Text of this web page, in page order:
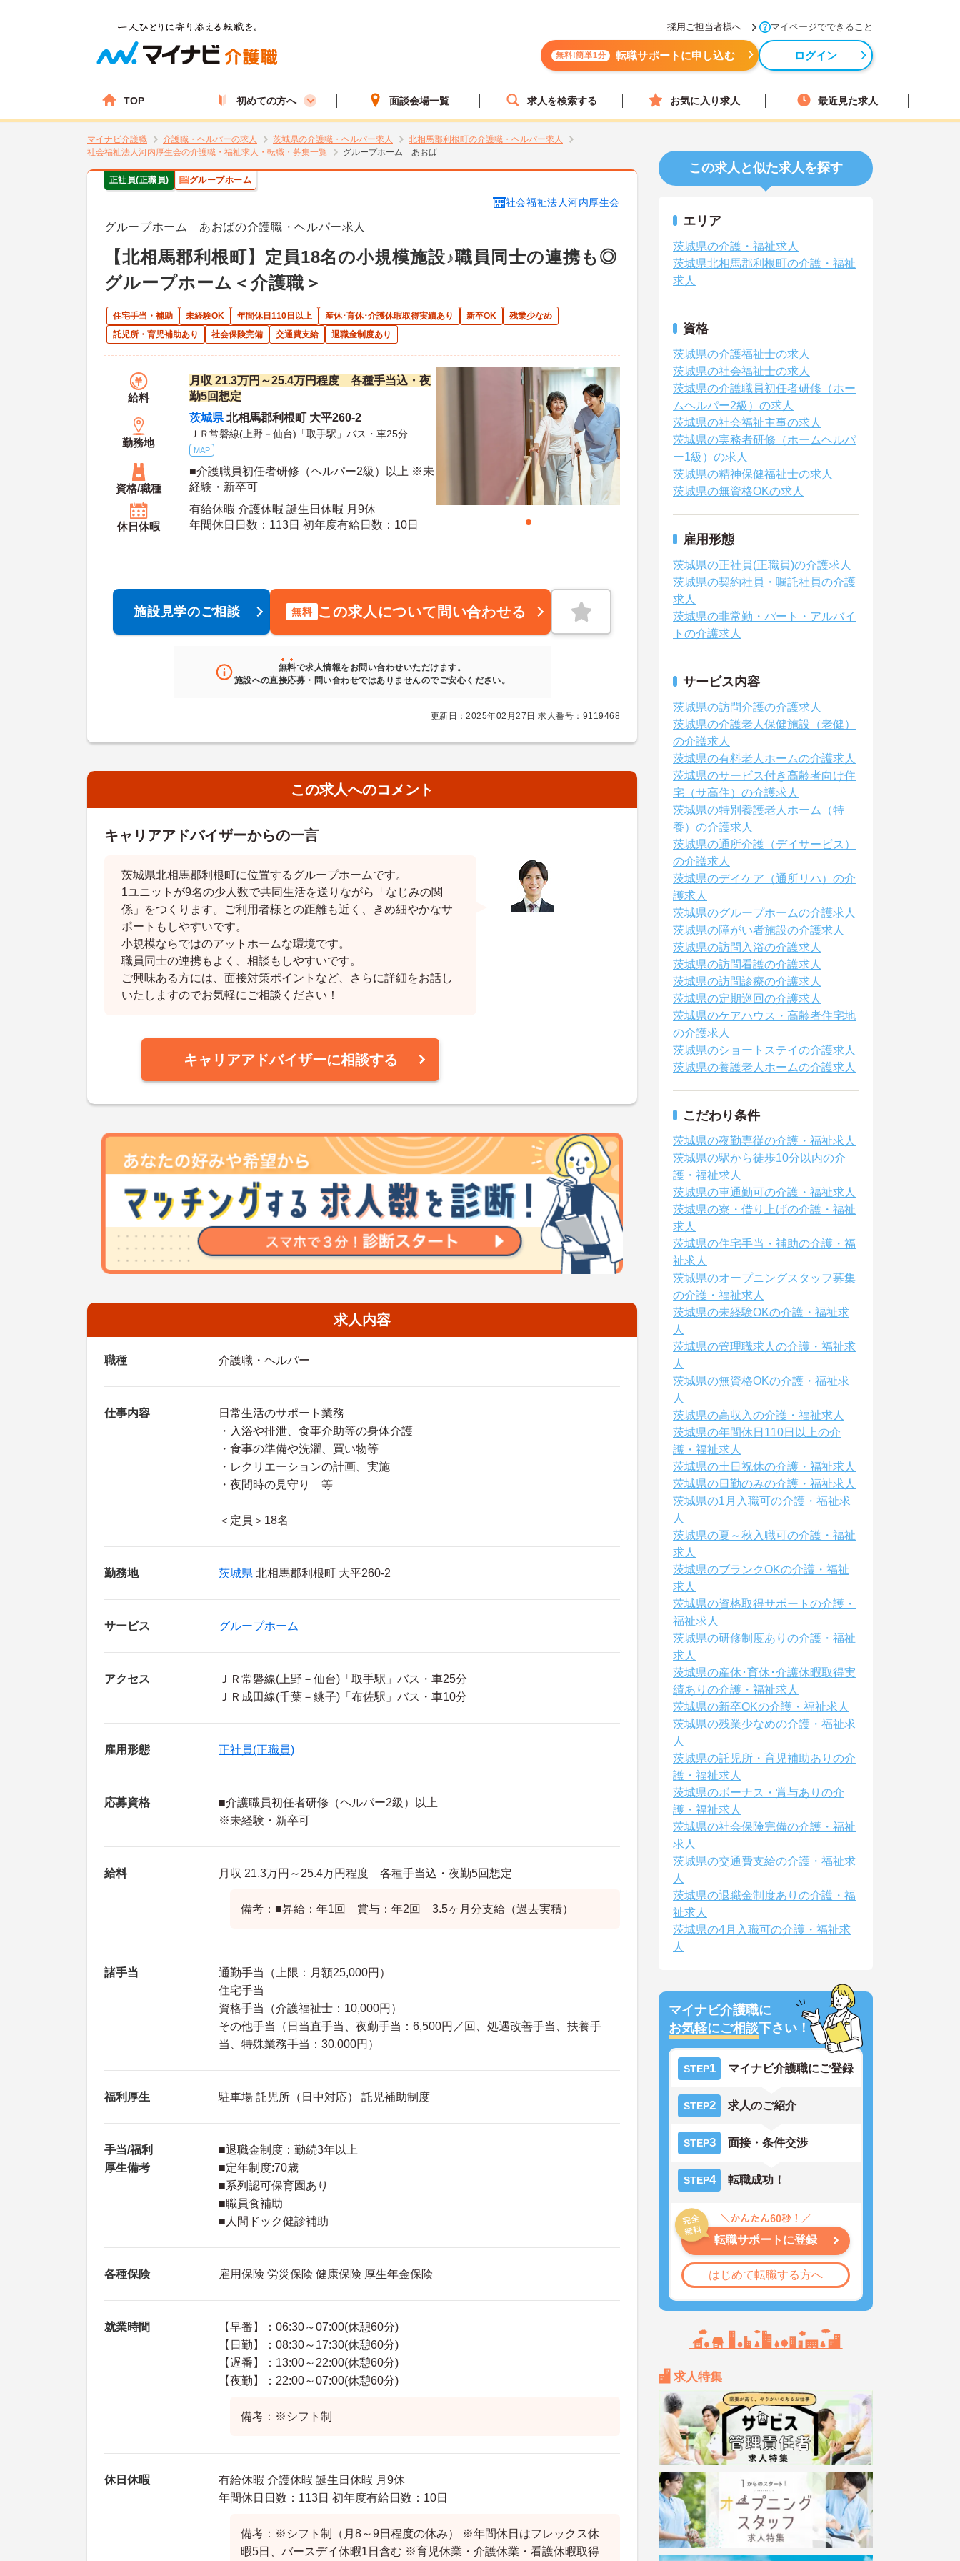
採用ご担当者様へ マイページでできること
無料!簡単1分 転職サポートに申し込む ログイン
TOP 初めての方へ 面談会場一覧 求人を検索する お気に入り求人 最近見た求人
マイナビ介護職 介護職・ヘルパーの求人 茨城県の介護職・ヘルパー求人
北相馬郡利根町の介護職・ヘルパー求人
社会福祉法人河内厚生会の介護職・福祉求人・転職・募集一覧
グループホーム あおば
正社員(正職員) グループホーム
社会福祉法人河内厚生会
グループホーム あおばの介護職・ヘルパー求人
【北相馬郡利根町】定員18名の小規模施設♪職員同士の連携も◎
グループホーム＜介護職＞
住宅手当・補助 未経験OK 年間休日110日以上 産休･育休･介護休暇取得実績あり 新卒OK
残業少なめ
託児所・育児補助あり
社会保険完備 交通費支給 退職金制度あり
給料
月収 21.3万円～25.4万円程度 各種手当込・夜
勤5回想定
勤務地
茨城県 北相馬郡利根町 大平260-2
ＪＲ常磐線(上野－仙台)「取手駅」バス・車25分
MAP
資格/職種
■介護職員初任者研修（ヘルパー2級）以上 ※未
経験・新卒可
休日休暇
有給休暇 介護休暇 誕生日休暇 月9休
年間休日日数：113日 初年度有給日数：10日
施設見学のご相談 無料 この求人について問い合わせる
無料で求人情報をお問い合わせいただけます。
施設への直接応募・問い合わせではありませんのでご安心ください。
更新日：2025年02月27日 求人番号：9119468
この求人へのコメント
キャリアアドバイザーからの一言
茨城県北相馬郡利根町に位置するグループホームです。
1ユニットが9名の少人数で共同生活を送りながら「なじみの関
係」をつくります。ご利用者様との距離も近く、きめ細やかなサ
ポートもしやすいです。
小規模ならではのアットホームな環境です。
職員同士の連携もよく、相談もしやすいです。
ご興味ある方には、面接対策ポイントなど、さらに詳細をお話し
いたしますのでお気軽にご相談ください！
キャリアアドバイザーに相談する
求人内容
職種 介護職・ヘルパー
仕事内容
日常生活のサポート業務
・入浴や排泄、食事介助等の身体介護
・食事の準備や洗濯、買い物等
・レクリエーションの計画、実施
・夜間時の見守り 等
＜定員＞18名
勤務地 茨城県 北相馬郡利根町 大平260-2
サービス グループホーム
アクセス
ＪＲ常磐線(上野－仙台)「取手駅」バス・車25分
ＪＲ成田線(千葉－銚子)「布佐駅」バス・車10分
雇用形態 正社員(正職員)
応募資格
■介護職員初任者研修（ヘルパー2級）以上
※未経験・新卒可
給料 月収 21.3万円～25.4万円程度 各種手当込・夜勤5回想定
備考：■昇給：年1回 賞与：年2回 3.5ヶ月分支給（過去実積）
諸手当
通勤手当（上限：月額25,000円）
住宅手当
資格手当（介護福祉士：10,000円）
その他手当（日当直手当、夜勤手当：6,500円／回、処遇改善手当、扶養手
当、特殊業務手当：30,000円）
福利厚生 駐車場 託児所（日中対応） 託児補助制度
手当/福利
厚生備考
■退職金制度：勤続3年以上
■定年制度:70歳
■系列認可保育園あり
■職員食補助
■人間ドック健診補助
各種保険 雇用保険 労災保険 健康保険 厚生年金保険
就業時間
【早番】：06:30～07:00(休憩60分)
【日勤】：08:30～17:30(休憩60分)
【遅番】：13:00～22:00(休憩60分)
【夜勤】：22:00～07:00(休憩60分)
備考：※シフト制
休日休暇
有給休暇 介護休暇 誕生日休暇 月9休
年間休日日数：113日 初年度有給日数：10日
備考：※シフト制（月8～9日程度の休み） ※年間休日はフレックス休
暇5日、バースデイ休暇1日含む ※育児休業・介護休業・看護休暇取得
この求人と似た求人を探す
エリア
茨城県の介護・福祉求人
茨城県北相馬郡利根町の介護・福祉
求人
資格
茨城県の介護福祉士の求人
茨城県の社会福祉士の求人
茨城県の介護職員初任者研修（ホー
ムヘルパー2級）の求人
茨城県の社会福祉主事の求人
茨城県の実務者研修（ホームヘルパ
ー1級）の求人
茨城県の精神保健福祉士の求人
茨城県の無資格OKの求人
雇用形態
茨城県の正社員(正職員)の介護求人
茨城県の契約社員・嘱託社員の介護
求人
茨城県の非常勤・パート・アルバイ
トの介護求人
サービス内容
茨城県の訪問介護の介護求人
茨城県の介護老人保健施設（老健）
の介護求人
茨城県の有料老人ホームの介護求人
茨城県のサービス付き高齢者向け住
宅（サ高住）の介護求人
茨城県の特別養護老人ホーム（特
養）の介護求人
茨城県の通所介護（デイサービス）
の介護求人
茨城県のデイケア（通所リハ）の介
護求人
茨城県のグループホームの介護求人
茨城県の障がい者施設の介護求人
茨城県の訪問入浴の介護求人
茨城県の訪問看護の介護求人
茨城県の訪問診療の介護求人
茨城県の定期巡回の介護求人
茨城県のケアハウス・高齢者住宅地
の介護求人
茨城県のショートステイの介護求人
茨城県の養護老人ホームの介護求人
こだわり条件
茨城県の夜勤専従の介護・福祉求人
茨城県の駅から徒歩10分以内の介
護・福祉求人
茨城県の車通勤可の介護・福祉求人
茨城県の寮・借り上げの介護・福祉
求人
茨城県の住宅手当・補助の介護・福
祉求人
茨城県のオープニングスタッフ募集
の介護・福祉求人
茨城県の未経験OKの介護・福祉求
人
茨城県の管理職求人の介護・福祉求
人
茨城県の無資格OKの介護・福祉求
人
茨城県の高収入の介護・福祉求人
茨城県の年間休日110日以上の介
護・福祉求人
茨城県の土日祝休の介護・福祉求人
茨城県の日勤のみの介護・福祉求人
茨城県の1月入職可の介護・福祉求
人
茨城県の夏～秋入職可の介護・福祉
求人
茨城県のブランクOKの介護・福祉
求人
茨城県の資格取得サポートの介護・
福祉求人
茨城県の研修制度ありの介護・福祉
求人
茨城県の産休･育休･介護休暇取得実
績ありの介護・福祉求人
茨城県の新卒OKの介護・福祉求人
茨城県の残業少なめの介護・福祉求
人
茨城県の託児所・育児補助ありの介
護・福祉求人
茨城県のボーナス・賞与ありの介
護・福祉求人
茨城県の社会保険完備の介護・福祉
求人
茨城県の交通費支給の介護・福祉求
人
茨城県の退職金制度ありの介護・福
祉求人
茨城県の4月入職可の介護・福祉求
人
マイナビ介護職に
お気軽にご相談下さい！
STEP1 マイナビ介護職にご登録
STEP2 求人のご紹介
STEP3 面接・条件交渉
STEP4 転職成功！
転職サポートに登録
はじめて転職する方へ
求人特集